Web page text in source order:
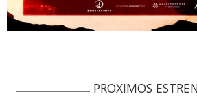
PROXIMOS